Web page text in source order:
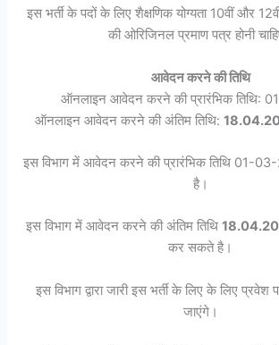
इस भर्ती के पदों के लिए शैक्षणिक योग्यता 10वीं और
की ओरिजिनल प्रमाण पत्र होनी
आवेदन करने की तिथि
ऑनलाइन आवेदन करने की प्रारंभिक तिथि:
ऑनलाइन आवेदन करने की अंतिम तिथि:
इस विभाग में आवेदन करने की प्रारंभिक तिथि 01-
है।
इस विभाग में आवेदन करने की अंतिम तिथि
कर सकते है।
इस विभाग द्वारा जारी इस भर्ती के लिए के लिए प्रवेश
जाएंगे।